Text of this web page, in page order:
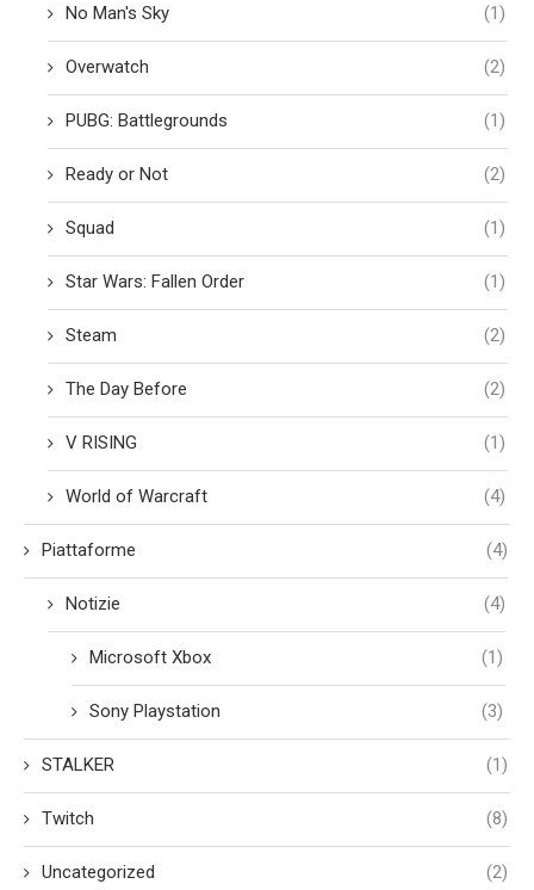
No Man's Sky (1)
Overwatch (2)
PUBG: Battlegrounds (1)
Ready or Not (2)
Squad (1)
Star Wars: Fallen Order (1)
Steam (2)
The Day Before (2)
V RISING (1)
World of Warcraft (4)
Piattaforme (4)
Notizie (4)
Microsoft Xbox (1)
Sony Playstation (3)
STALKER (1)
Twitch (8)
Uncategorized (2)